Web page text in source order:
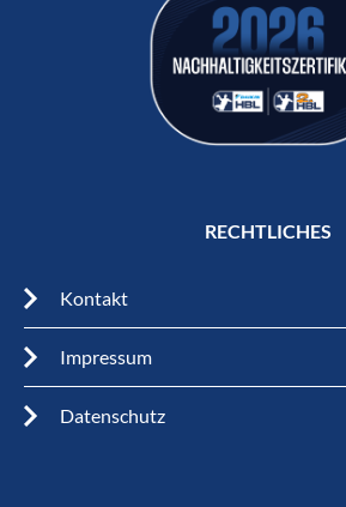
RECHTLICHES
Kontakt
Impressum
Datenschutz